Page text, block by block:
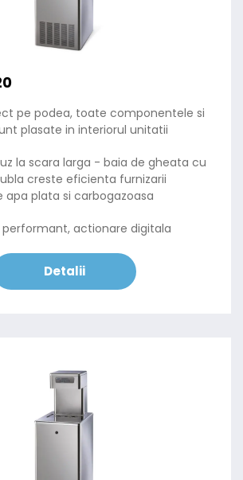
pe podea, toate componentele si
plasate in interiorul unitatii
la scara larga - baia de gheata cu
creste eficienta furnizarii
apa plata si carbogazoasa
performant, actionare digitala
Detalii